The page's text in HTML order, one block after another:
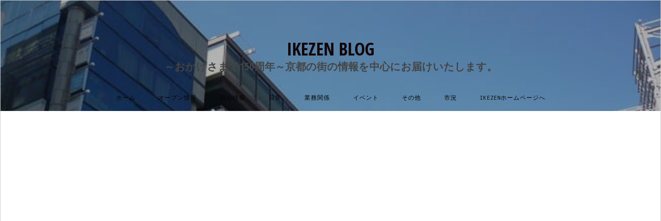
IKEZEN BLOG
～おかげさまで150周年～京都の街の情報を中心にお届けいたします。
ホーム オープン情報 街の情報 日常 業務関係 イベント その他 市況 IKEZENホームページへ